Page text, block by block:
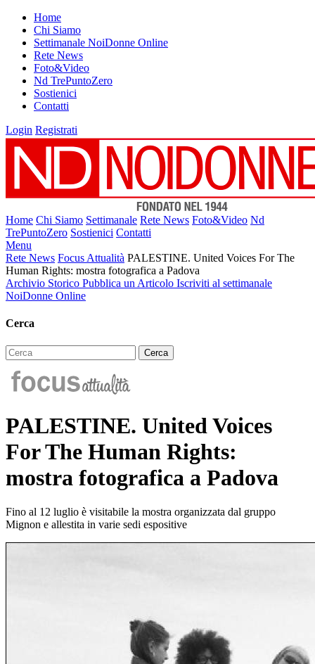
Home
Chi Siamo
Settimanale NoiDonne Online
Rete News
Foto&Video
Nd TrePuntoZero
Sostienici
Contatti
Login Registrati
Home Chi Siamo Settimanale Rete News Foto&Video Nd
TrePuntoZero Sostienici Contatti
Menu
Rete News Focus Attualità PALESTINE. United Voices For The
Human Rights: mostra fotografica a Padova
Archivio Storico Pubblica un Articolo Iscriviti al settimanale
NoiDonne Online
Cerca
PALESTINE. United Voices
For The Human Rights:
mostra fotografica a Padova
Fino al 12 luglio è visitabile la mostra organizzata dal gruppo
Mignon e allestita in varie sedi espositive